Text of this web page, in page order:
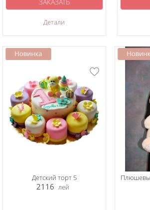
Детали
Детский торт 5
2116 лей